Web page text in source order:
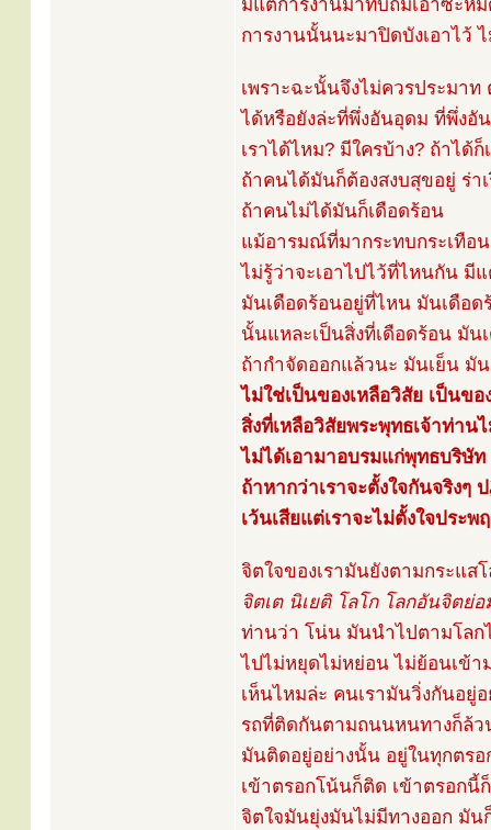
มีแต่การงานมาทับถมเอาซะหม
การงานนั้นนะมาปิดบังเอาไว้ ไ
เพราะฉะนั้นจึงไม่ควรประมา
ได้หรือยังล่ะที่พึ่งอันอุดม ที่พึ่งอัน
เราได้ไหม? มีใครบ้าง? ถ้าได้
ถ้าคนได้มันก็ต้องสงบสุขอยู่ ร่า
ถ้าคนไม่ได้มันก็เดือดร้อน
แม้อารมณ์ที่มากระทบกระเทือ
ไม่รู้ว่าจะเอาไปไว้ที่ไหนกัน มี
มันเดือดร้อนอยู่ที่ไหน มันเดือด
นั้นแหละเป็นสิ่งที่เดือดร้อน มัน
ถ้ากำจัดออกแล้วนะ มันเย็น มั
ไม่ใช่เป็นของเหลือวิสัย เป็นข
สิ่งที่เหลือวิสัยพระพุทธเจ้าท่าน
ไม่ได้เอามาอบรมแก่พุทธบริษัท
ถ้าหากว่าเราจะตั้งใจกันจริงๆ
เว้นเสียแต่เราจะไม่ตั้งใจประ
จิตใจของเรามันยังตามกระแส
จิตเต นิเยติ โลโก โลกอันจิตย่
ท่านว่า โน่น มันนำไปตามโล
ไปไม่หยุดไม่หย่อน ไม่ย้อนเข้า
เห็นไหมล่ะ คนเรามันวิ่งกันอยู่
รถที่ติดกันตามถนนหนทางก็ล้
มันติดอยู่อย่างนั้น อยู่ในทุกตร
เข้าตรอกโน้นก็ติด เข้าตรอก
จิตใจมันยุ่งมันไม่มีทางออก มัน